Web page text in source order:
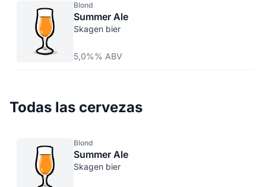
Blond
Summer Ale
Skagen bier
5,0%% ABV
Todas las cervezas
Blond
Summer Ale
Skagen bier